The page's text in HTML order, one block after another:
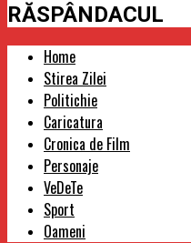
RĂSPÂNDACUL
Home
Stirea Zilei
Politichie
Caricatura
Cronica de Film
Personaje
VeDeTe
Sport
Oameni